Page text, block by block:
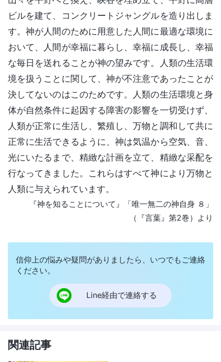
ビルを建て、コンクリートジャングルを造り出しま
す。神が人間のために用意した人間に最適な環境に
おいて、人間が幸福に暮らし、幸福に成長し、幸福
な毎日を送れることが神の望みです。人類の生活環
境を扱うことに関して、神が不注意であったことが
決してないのはこのためです。人類の生活環境と身
体が自然条件に起因する障害の影響を一切受けず、
人類が正常に生活し、繁殖し、万物と調和して共に
正常に生活できるように、神は気温から空気、音、
光にいたるまで、精緻な計画を立て、精緻な采配を
行なってきました。これらはすべて神により万物と
人類に与えられています。
『神を知ることについて』「唯一無二の神自身 ８」
（『言葉』第2巻）より
信仰上の悩みや疑問がありましたら、いつでもご連絡
ください。
Line経由で連絡する
関連記事